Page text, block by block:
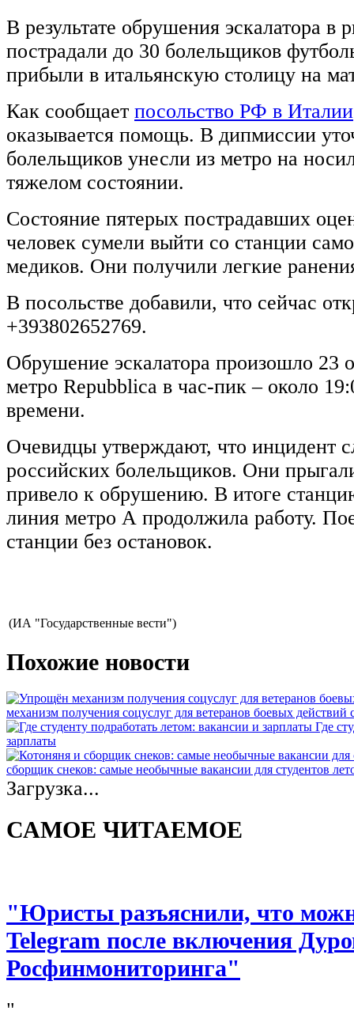
В результате обрушения эскалатора в
пострадали до 30 болельщиков
прибыли в итальянскую столицу на
Как сообщает посольство РФ в Италии
оказывается помощь. В дипмиссии
болельщиков унесли из метро на
тяжелом состоянии.
Состояние пятерых пострадавших
человек сумели выйти со станции
медиков. Они получили легкие
В посольстве добавили, что сейчас
+393802652769.
Обрушение эскалатора произошло 23
метро Repubblica в час-пик – около
времени.
Очевидцы утверждают, что инцидент
российских болельщиков. Они
привело к обрушению. В итоге
линия метро А продолжила работу.
станции без остановок.
(ИА "Государственные вести")
Похожие новости
механизм получения соцуслуг для ветеранов боевых действий
Где
зарплаты
сборщик снеков: самые необычные вакансии для студентов
Загрузка...
САМОЕ ЧИТАЕМОЕ
"Юристы разъяснили, что
Telegram после включения
Росфинмониторинга"
"